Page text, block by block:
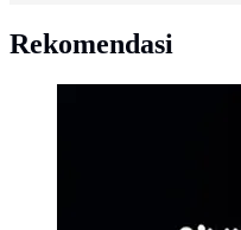
Rekomendasi